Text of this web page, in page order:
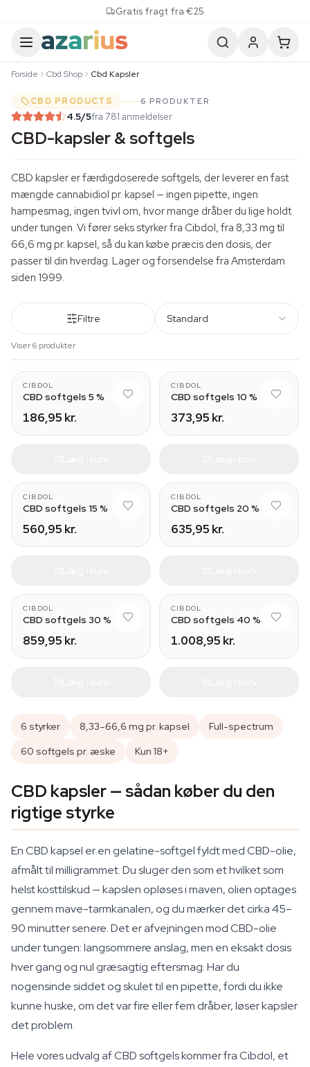
Gratis fragt fra €25
Forside Cbd Shop Cbd Kapsler
CBD PRODUCTS 6 PRODUKTER
4.5/5fra 781 anmeldelser
CBD-kapsler & softgels
CBD kapsler er færdigdoserede softgels, der leverer en fast
mængde cannabidiol pr. kapsel — ingen pipette, ingen
hampesmag, ingen tvivl om, hvor mange dråber du lige holdt
under tungen. Vi fører seks styrker fra Cibdol, fra 8,33 mg til
66,6 mg pr. kapsel, så du kan købe præcis den dosis, der
passer til din hverdag. Lager og forsendelse fra Amsterdam
siden 1999.
Filtre Standard
Viser 6 produkter
CIBDOL
CBD softgels 5 %
186,95 kr.
CIBDOL
CBD softgels 10 %
373,95 kr.
CIBDOL
CBD softgels 15 %
560,95 kr.
CIBDOL
CBD softgels 20 %
635,95 kr.
CIBDOL
CBD softgels 30 %
859,95 kr.
CIBDOL
CBD softgels 40 %
1.008,95 kr.
6 styrker 8,33–66,6 mg pr. kapsel
Full-spectrum
60 softgels pr. æske
Kun 18+
CBD kapsler — sådan køber du den
rigtige styrke
En CBD kapsel er en gelatine-softgel fyldt med CBD-olie,
afmålt til milligrammet. Du sluger den som et hvilket som
helst kosttilskud — kapslen opløses i maven, olien optages
gennem mave-tarmkanalen, og du mærker det cirka 45–
90 minutter senere. Det er afvejningen mod CBD-olie
under tungen: langsommere anslag, men en eksakt dosis
hver gang og nul græsagtig eftersmag. Har du
nogensinde siddet og skulet til en pipette, fordi du ikke
kunne huske, om det var fire eller fem dråber, løser kapsler
det problem.
Hele vores udvalg af CBD softgels kommer fra Cibdol, et